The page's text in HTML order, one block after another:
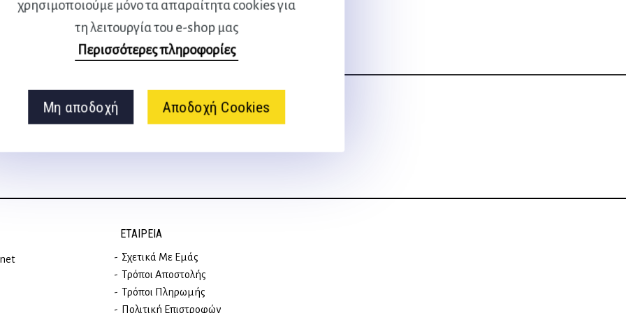
χρησιμοποιούμε μόνο τα απαραίτητα cookies για
τη λειτουργία του e-shop μας
Περισσότερες πληροφορίες
Μη αποδοχή Αποδοχή Cookies
Ακολουθήστε μας
στα social media
ΕΤΑΙΡΕΊΑ
Σχετικά Με Εμάς
Τρόποι Αποστολής
Τρόποι Πληρωμής
Πολιτική Επιστροφών